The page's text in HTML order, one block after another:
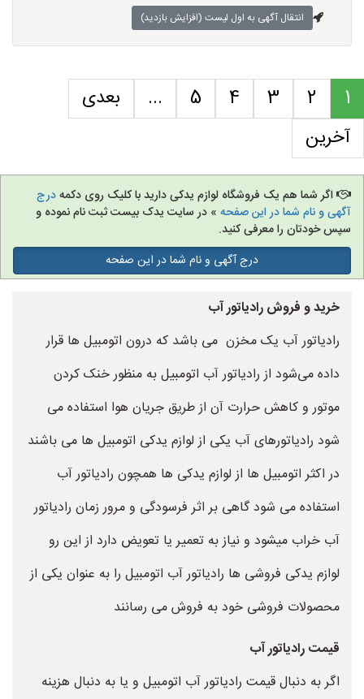
انتقال آگهی به اول لیست (افزایش بازدید)
1
2
3
4
5
...
بعدی
آخرین
اگر شما هم یک فروشگاه لوازم یدکی دارید با کلیک روی دکمهدرج
آگهی و نام شما در این صفحه » در سایت یدک بیست ثبت نام نموده و
سپس خودتان را معرفی کنید.
درج آگهی و نام شما در این صفحه
خرید و فروش رادیاتور آب
رادیاتور آب یک مخزن می باشد که درون اتومبیل ها قرار
داده می‌شود از رادیاتور آب اتومبیل به منظور خنک کردن
موتور و کاهش حرارت آن از طریق جریان هوا استفاده می
شود رادیاتورهای آب یکی از لوازم یدکی اتومبیل ها می باشند
در اکثر اتومبیل ها از لوازم یدکی ها همچون رادیاتور آب
استفاده می شود گاهی بر اثر فرسودگی و مرور زمان رادیاتور
آب خراب میشود و نیاز به تعمیر یا تعویض دارد از این رو
لوازم یدکی فروشی ها رادیاتور آب اتومبیل را به عنوان یکی از
محصولات فروشی خود به فروش می رسانند
قیمت رادیاتور آب
اگر به دنبال قیمت رادیاتور آب اتومبیل و یا به دنبال هزینه